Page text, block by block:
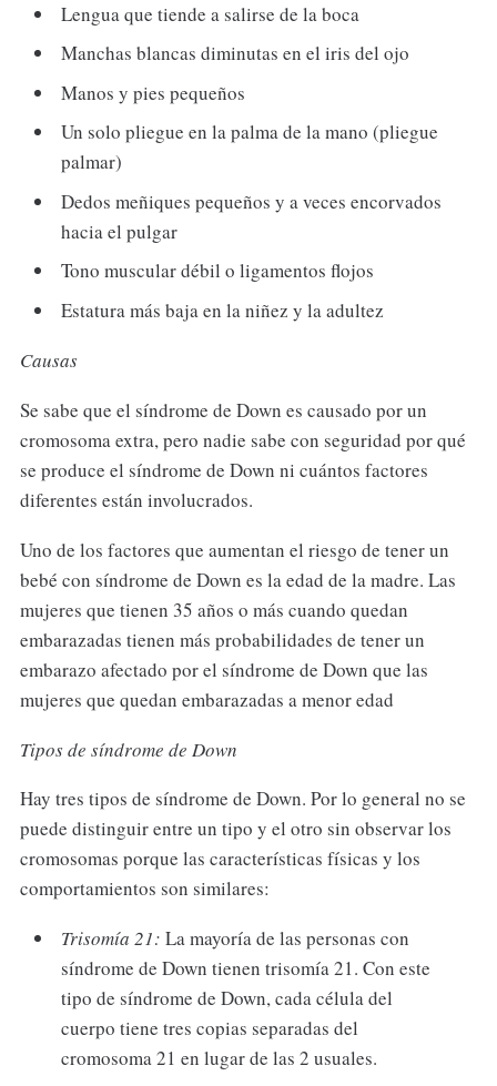
Lengua que tiende a salirse de la boca
Manchas blancas diminutas en el iris del ojo
Manos y pies pequeños
Un solo pliegue en la palma de la mano (pliegue
palmar)
Dedos meñiques pequeños y a veces encorvados
hacia el pulgar
Tono muscular débil o ligamentos flojos
Estatura más baja en la niñez y la adultez
Causas
Se sabe que el síndrome de Down es causado por un
cromosoma extra, pero nadie sabe con seguridad por qué
se produce el síndrome de Down ni cuántos factores
diferentes están involucrados.
Uno de los factores que aumentan el riesgo de tener un
bebé con síndrome de Down es la edad de la madre. Las
mujeres que tienen 35 años o más cuando quedan
embarazadas tienen más probabilidades de tener un
embarazo afectado por el síndrome de Down que las
mujeres que quedan embarazadas a menor edad
Tipos de síndrome de Down
Hay tres tipos de síndrome de Down. Por lo general no se
puede distinguir entre un tipo y el otro sin observar los
cromosomas porque las características físicas y los
comportamientos son similares:
Trisomía 21: La mayoría de las personas con
síndrome de Down tienen trisomía 21. Con este
tipo de síndrome de Down, cada célula del
cuerpo tiene tres copias separadas del
cromosoma 21 en lugar de las 2 usuales.